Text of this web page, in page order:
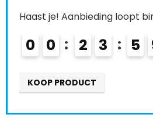
Haast je! Aanbieding loopt
0 0 2 3 5
KOOP PRODUCT